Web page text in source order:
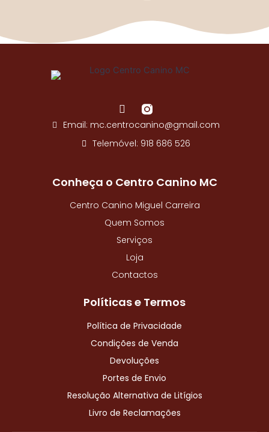
e
o
k
F
a
c
e
k
f
Email: mc.centrocanino@gmail.com
Telemóvel: 918 686 526
Conheça o Centro Canino MC
Centro Canino Miguel Carreira
Quem Somos
Serviços
Loja
Contactos
Políticas e Termos
Política de Privacidade
Condições de Venda
Devoluções
Portes de Envio
Resolução Alternativa de Litígios
Livro de Reclamações